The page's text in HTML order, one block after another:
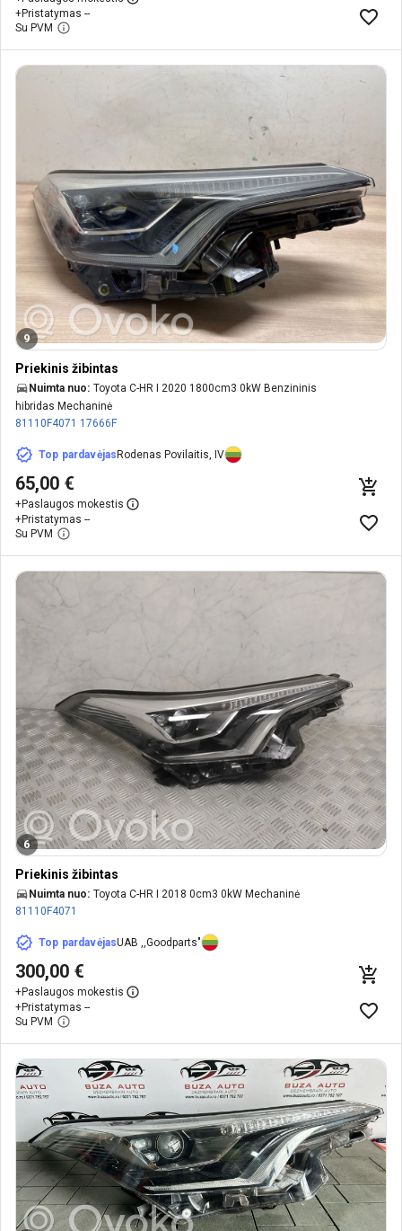
+Pristatymas --
Su PVM
9
Priekinis žibintas
Nuimta nuo: Toyota C-HR I 2020 1800cm3 0kW Benzininis
hibridas Mechaninė
81110F4071 17666F
Top pardavėjasRodenas Povilaitis, IV
65,00 €
+Paslaugos mokestis
+Pristatymas --
Su PVM
6
Priekinis žibintas
Nuimta nuo: Toyota C-HR I 2018 0cm3 0kW Mechaninė
81110F4071
Top pardavėjasUAB ,,Goodparts"
300,00 €
+Paslaugos mokestis
+Pristatymas --
Su PVM